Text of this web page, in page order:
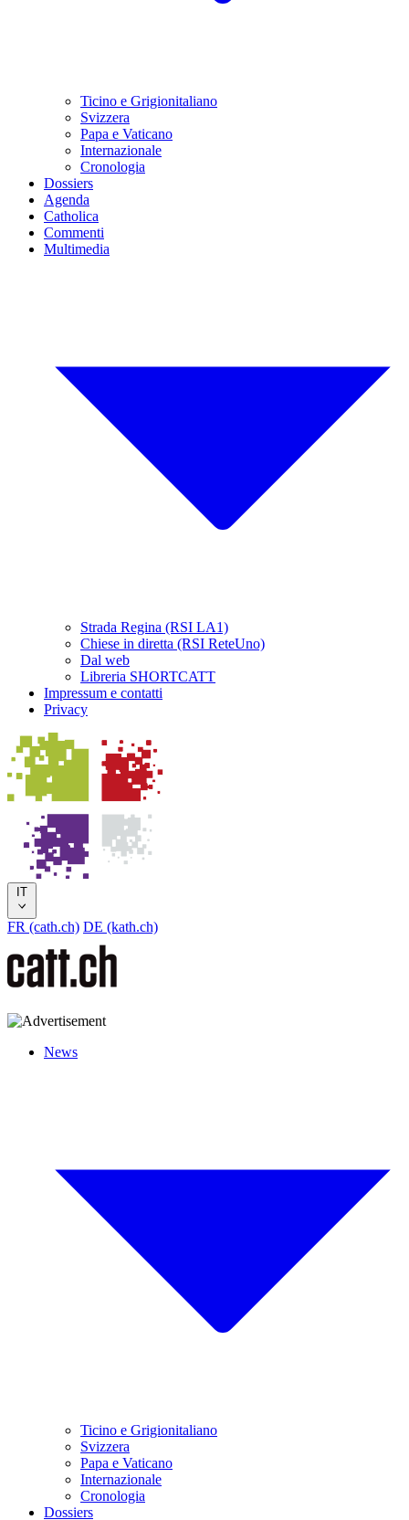
Ticino e Grigionitaliano
Svizzera
Papa e Vaticano
Internazionale
Cronologia
Dossiers
Agenda
Catholica
Commenti
Multimedia
Strada Regina (RSI LA1)
Chiese in diretta (RSI ReteUno)
Dal web
Libreria SHORTCATT
Impressum e contatti
Privacy
IT
FR (cath.ch) DE (kath.ch)
News
Ticino e Grigionitaliano
Svizzera
Papa e Vaticano
Internazionale
Cronologia
Dossiers